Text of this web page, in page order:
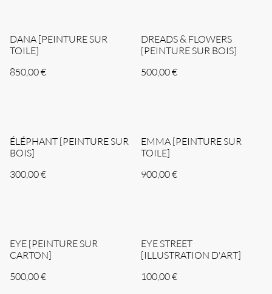
DANA [PEINTURE SUR
TOILE]
850,00 €
DREADS & FLOWERS
[PEINTURE SUR BOIS]
500,00 €
ÉLÉPHANT [PEINTURE SUR
BOIS]
300,00 €
EMMA [PEINTURE SUR
TOILE]
900,00 €
EYE [PEINTURE SUR
CARTON]
500,00 €
EYE STREET
[ILLUSTRATION D'ART]
100,00 €